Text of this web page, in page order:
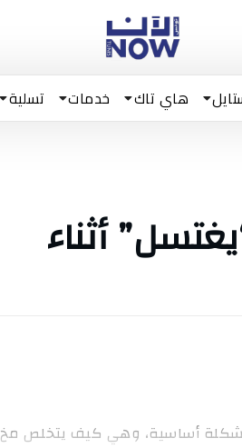
هاي تاك خدمات تسلية
أثناء
أساسية، وهي كيف يتخلص مخ